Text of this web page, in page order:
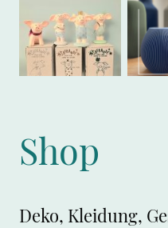
Shop
Deko, Kleidung,